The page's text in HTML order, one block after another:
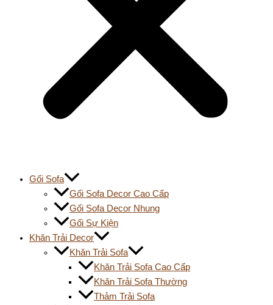
Gối Sofa
Gối Sofa Decor Cao Cấp
Gối Sofa Decor Nhung
Gối Sự Kiện
Khăn Trải Decor
Khăn Trải Sofa
Khăn Trải Sofa Cao Cấp
Khăn Trải Sofa Thường
Thảm Trải Sofa